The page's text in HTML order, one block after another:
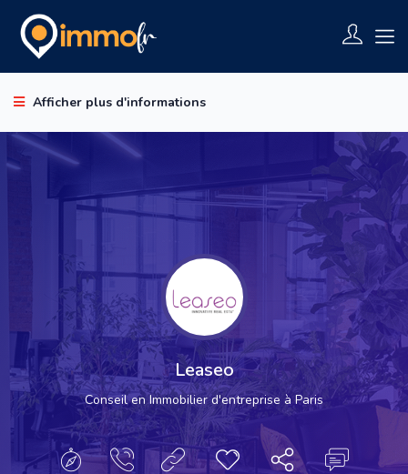
Afficher plus d'informations
Leaseo
Conseil en Immobilier d'entreprise à Paris